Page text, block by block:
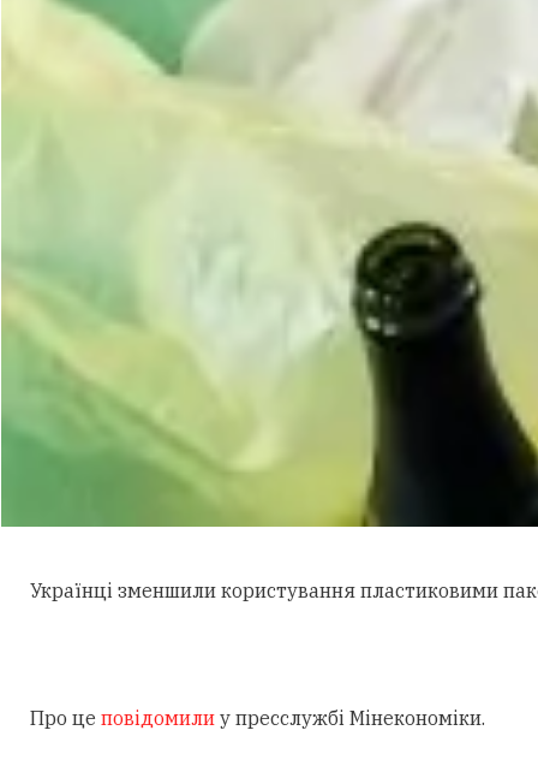
Українці зменшили користування пластиковими
Про це повідомили у пресслужбі Мінекономіки.